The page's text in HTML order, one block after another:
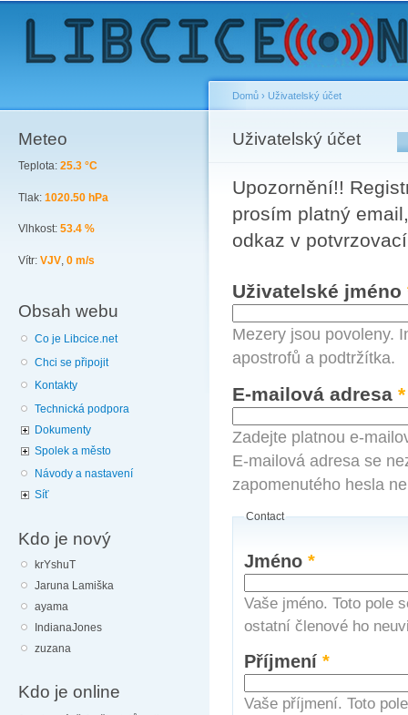
Meteo
Teplota: 25.3 °C
Tlak: 1020.50 hPa
Vlhkost: 53.4 %
Vítr: VJV, 0 m/s
Obsah webu
Co je Libcice.net
Chci se připojit
Kontakty
Technická podpora
Dokumenty
Spolek a město
Návody a nastavení
Síť
Kdo je nový
krYshuT
Jaruna Lamiška
ayama
IndianaJones
zuzana
Kdo je online
You are here
Domů › Uživatelský účet
Uživatelský účet
Primary tabs
Upozornění!!
prosím platný
odkaz v
Uživatelské jméno
Mezery jsou povoleny.
apostrofů a podtržítka.
E-mailová adresa *
Zadejte platnou e-
E-mailová adresa se
zapomenutého hesla
Contact
Jméno*
Vaše jméno. Toto pole
ostatní členové ho
Příjmení*
Vaše příjmení. Toto